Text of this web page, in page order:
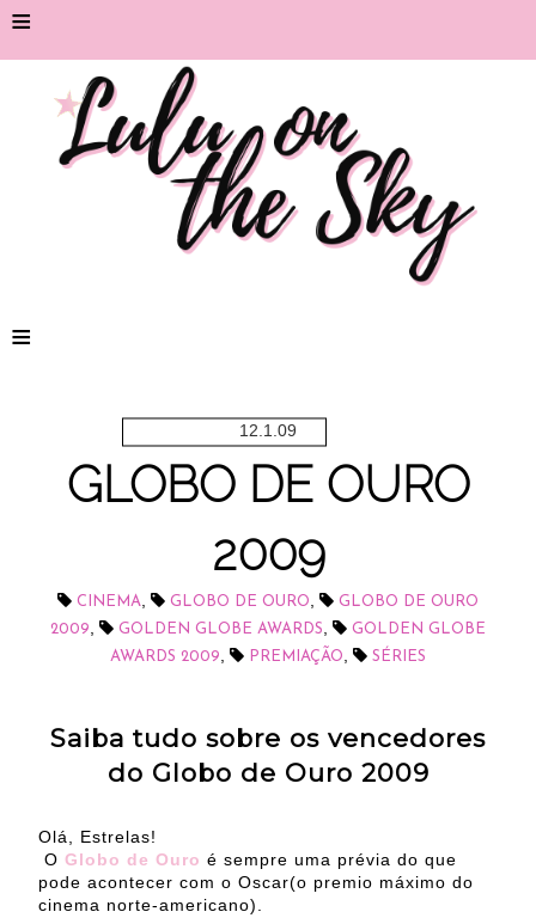
≡
≡
12.1.09
GLOBO DE OURO
2009
CINEMA, GLOBO DE OURO,
GLOBO DE OURO
2009, GOLDEN GLOBE AWARDS,
GOLDEN GLOBE
AWARDS 2009, PREMIAÇÃO, SÉRIES
Saiba tudo sobre os vencedores
do Globo de Ouro 2009
Olá, Estrelas!
O Globo de Ouro é sempre uma prévia do que
pode acontecer com o Oscar(o premio máximo do
cinema norte-americano).